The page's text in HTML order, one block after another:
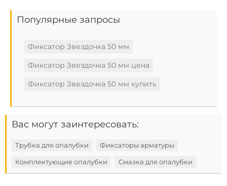
Популярные запросы
Фиксатор Звездочка 50 мм
Фиксатор Звездочка 50 мм цена
Фиксатор Звездочка 50 мм купить
Вас могут заинтересовать:
Трубка для опалубки Фиксаторы арматуры
Комплектующие опалубки Смазка для опалубки